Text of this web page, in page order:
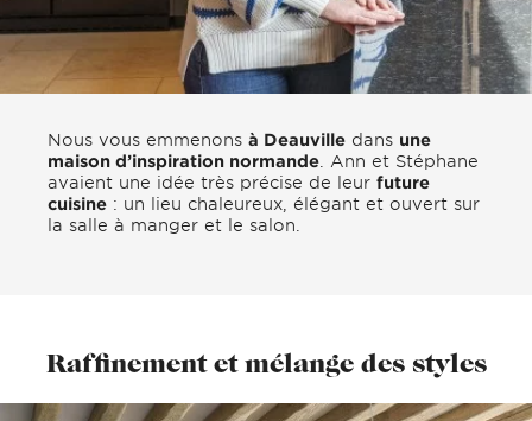
Nous vous emmenons à Deauville dans une
maison d’inspiration normande . Ann et Stéphane
avaient une idée très précise de leur future
cuisine : un lieu chaleureux, élégant et ouvert sur
la salle à manger et le salon.
Raffinement et mélange des styles